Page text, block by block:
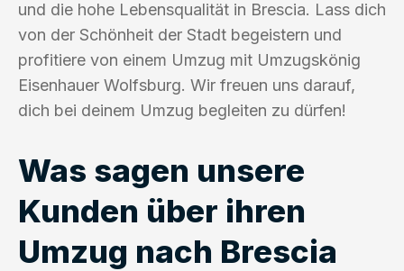
und die hohe Lebensqualität in Brescia. Lass dich
von der Schönheit der Stadt begeistern und
profitiere von einem Umzug mit Umzugskönig
Eisenhauer Wolfsburg. Wir freuen uns darauf,
dich bei deinem Umzug begleiten zu dürfen!
Was sagen unsere
Kunden über ihren
Umzug nach Brescia